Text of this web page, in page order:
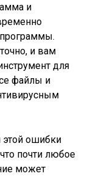
и
и вам
для
файлы и
этой ошибки
почти любое
может